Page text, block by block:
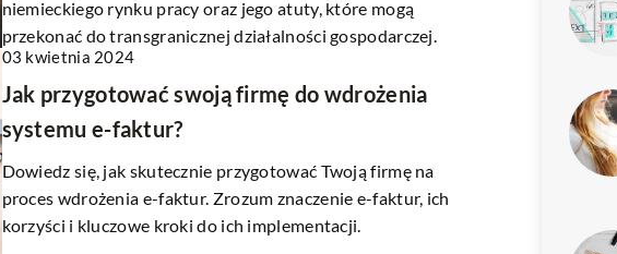
niemieckiego rynku pracy oraz jego atuty, które mogą
przekonać do transgranicznej działalności gospodarczej.
03 kwietnia 2024
Jak przygotować swoją firmę do wdrożenia
systemu e-faktur?
Dowiedz się, jak skutecznie przygotować Twoją firmę na
proces wdrożenia e-faktur. Zrozum znaczenie e-faktur, ich
korzyści i kluczowe kroki do ich implementacji.